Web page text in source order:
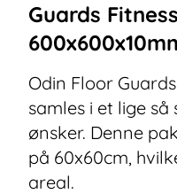
Guards
Odin Floor
samles i et lige
ønsker. Denne
på 60x60cm,
areal.